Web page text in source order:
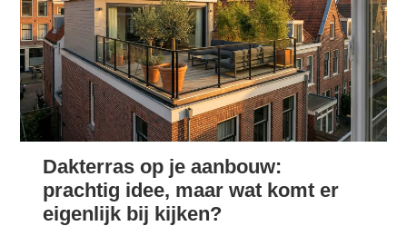
Dakterras op je aanbouw:
prachtig idee, maar wat komt er
eigenlijk bij kijken?